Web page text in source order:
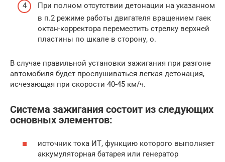
При полном отсутствии детонации на указанном
в п.2 режиме работы двигателя вращением гаек
октан-корректора переместить стрелку верхней
пластины по шкале в сторону, о.
В случае правильной установки зажигания при разгоне
автомобиля будет прослушиваться легкая детонация,
исчезающая при скорости 40-45 км/ч.
Система зажигания состоит из следующих
основных элементов:
источник тока ИТ, функцию которого выполняет
аккумуляторная батарея или генератор